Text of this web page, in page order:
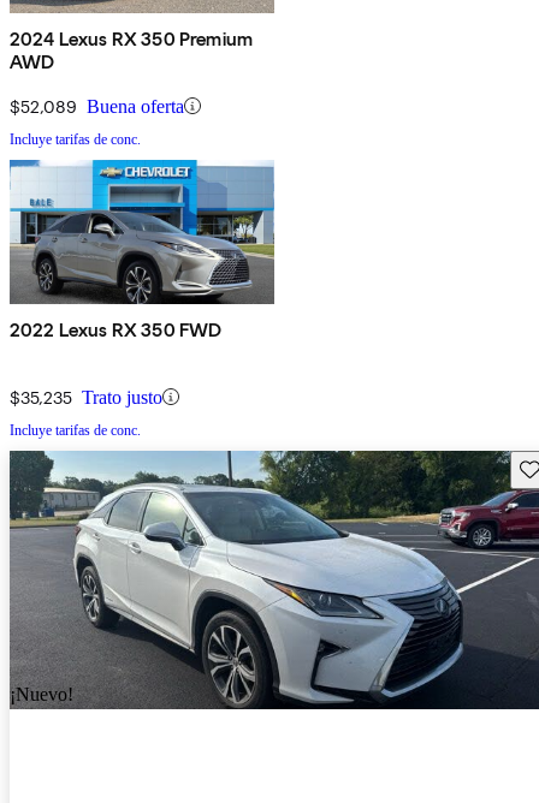
2024 Lexus RX 350 Premium
AWD
$52,089 Buena oferta
Incluye tarifas de conc.
2022 Lexus RX 350 FWD
$35,235 Trato justo
Incluye tarifas de conc.
¡Nuevo!